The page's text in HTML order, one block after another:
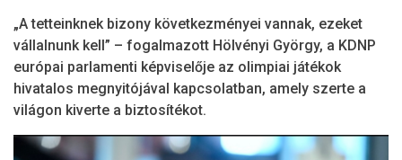
„A tetteinknek bizony következményei vannak, ezeket
vállalnunk kell” – fogalmazott Hölvényi György, a KDNP
európai parlamenti képviselője az olimpiai játékok
hivatalos megnyitójával kapcsolatban, amely szerte a
világon kiverte a biztosítékot.